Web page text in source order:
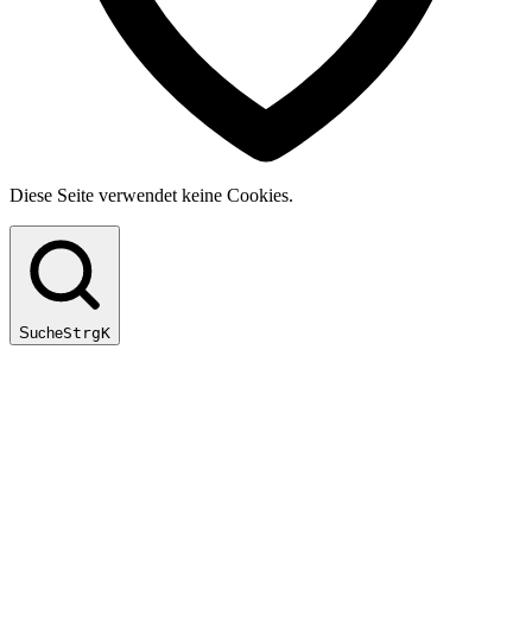
Diese Seite verwendet keine Cookies.
SucheStrgK